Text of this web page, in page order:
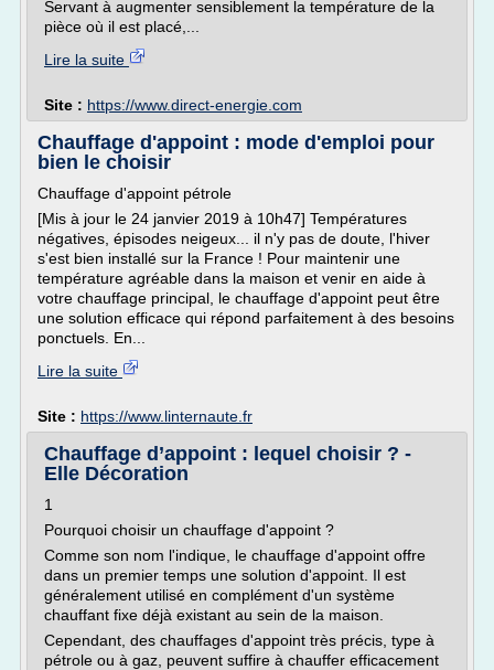
Servant à augmenter sensiblement la température de la
pièce où il est placé,...
Lire la suite
Site : https://www.direct-energie.com
Chauffage d'appoint : mode d'emploi pour
bien le choisir
Chauffage d'appoint pétrole
[Mis à jour le 24 janvier 2019 à 10h47] Températures
négatives, épisodes neigeux... il n'y pas de doute, l'hiver
s'est bien installé sur la France ! Pour maintenir une
température agréable dans la maison et venir en aide à
votre chauffage principal, le chauffage d'appoint peut être
une solution efficace qui répond parfaitement à des besoins
ponctuels. En...
Lire la suite
Site : https://www.linternaute.fr
Chauffage d’appoint : lequel choisir ? -
Elle Décoration
1
Pourquoi choisir un chauffage d'appoint ?
Comme son nom l'indique, le chauffage d'appoint offre
dans un premier temps une solution d'appoint. Il est
généralement utilisé en complément d'un système
chauffant fixe déjà existant au sein de la maison.
Cependant, des chauffages d'appoint très précis, type à
pétrole ou à gaz, peuvent suffire à chauffer efficacement